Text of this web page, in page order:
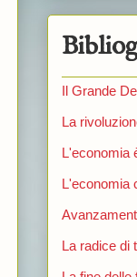
Il Grande
La
L'economia
L'economia
La radice di